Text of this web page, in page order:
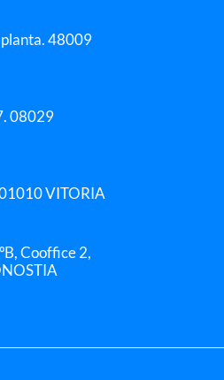
48009
08029
VITORIA
Cooffice 2,